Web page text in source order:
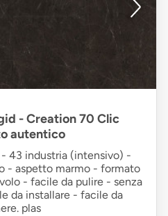
- Creation 70 Clic
autentico
43 industria (intensivo) -
- aspetto marmo - formato
- facile da pulire - senza
da installare - facile da
plas